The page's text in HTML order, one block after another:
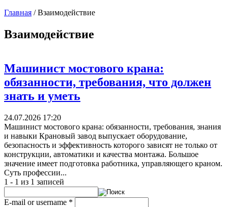
Главная / Взаимодействие
Взаимодействие
Машинист мостового крана:
обязанности, требования, что должен
знать и уметь
24.07.2026 17:20
Машинист мостового крана: обязанности, требования, знания
и навыки Крановый завод выпускает оборудование,
безопасность и эффективность которого зависят не только от
конструкции, автоматики и качества монтажа. Большое
значение имеет подготовка работника, управляющего краном.
Суть профессии...
1 - 1 из 1 записей
E-mail or username *